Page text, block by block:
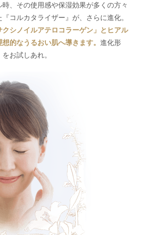
時、その使用感や保湿効果が多くの方々
コルカタライザー』が、さらに進化。
シノイルアテロコラーゲン」とヒアル
的なうるおい肌へ導きます。 進化形
お試しあれ。